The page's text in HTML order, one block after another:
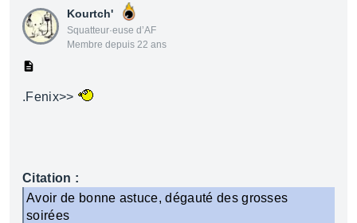
Kourtch'
Squatteur·euse d’AF
Membre depuis 22 ans
.Fenix>>
Citation :
Avoir de bonne astuce, dégauté des grosses
soirées